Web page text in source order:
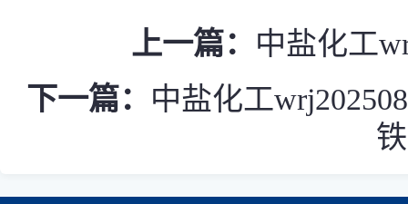
上一篇： 中盐化工
下一篇： 中盐化工